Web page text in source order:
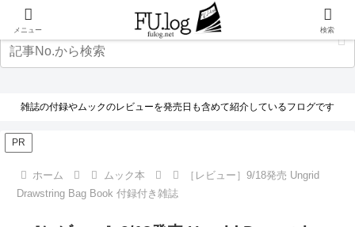
雑誌の付録やムックのレビューを発売日も含めて紹介しているフログです
PR
ホーム ムック本
［レビュー］9/18発売 Ungrid
Drawstring Bag Book 付録付き雑誌
メニュー 検索